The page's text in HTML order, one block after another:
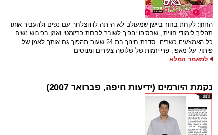
החזון: לקחת בחור ביישן שמעולם לא הייתה לו הצלחה עם נשים ולהעביר אותו
תהליך לימודי חוויתי, שבסופו יהפוך לשובר לבבות כריזמטי ואמן בכיבוש נשים.
כל האמצעים כשרים. סדרת חינוך בת 24 שעות תהפוך גם אותך לאמן של
פיתוי. על מאפי, פרי יזמות של שלושה צעירים ומנוסים.
למאמר המלא
נקמת היורמים (ידיעות חיפה, פברואר 2007)